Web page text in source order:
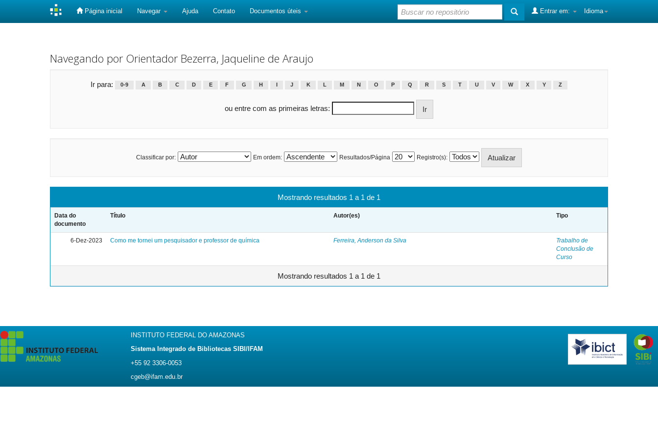
Página inicial Navegar Ajuda Contato Documentos úteis Idioma
Entrar em:
Navegando por Orientador Bezerra, Jaqueline de Araujo
Ir para: 0-9 A B C D E F G H J K L M N O P Q R S T U V W X Y Z
ou entre com as primeiras letras:
Classificar por: Em ordem: Resultados/Página Registro(s):
Mostrando resultados 1 a 1 de 1
Data do
documento
Título Autor(es) Tipo
6-Dez-2023 Como me tornei um pesquisador e professor de química Ferreira, Anderson da Silva
Trabalho de
Conclusão de
Curso
Mostrando resultados 1 a 1 de 1
INSTITUTO FEDERAL DO AMAZONAS
Sistema Integrado de Bibliotecas SIBI/IFAM
+55 92 3306-0053
cgeb@ifam.edu.br